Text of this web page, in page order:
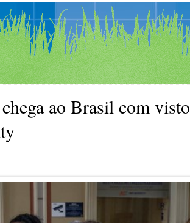
ao Brasil com visto